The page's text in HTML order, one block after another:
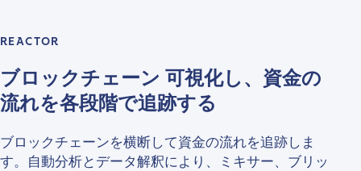
REACTOR
ブロックチェーン 可視化し、資金の
流れを各段階で追跡する
ブロックチェーンを横断して資金の流れを追跡しま
す。自動分析とデータ解釈により、ミキサー、ブリッ